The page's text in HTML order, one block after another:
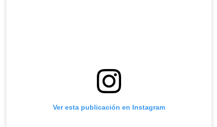
Ver esta publicación en Instagram